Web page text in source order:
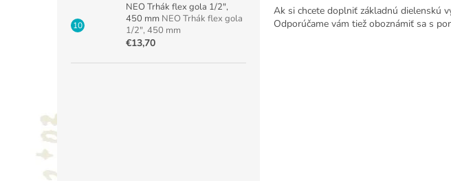
NEO Trhák flex gola 1/2",
450 mm NEO Trhák flex gola
1/2", 450 mm
€13,70
Ak si chcete doplniť základnú dielenskú
Odporúčame vám tiež oboznámiť sa s